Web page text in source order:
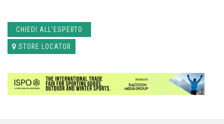
CHIEDI ALL'ESPERTO
STORE LOCATOR